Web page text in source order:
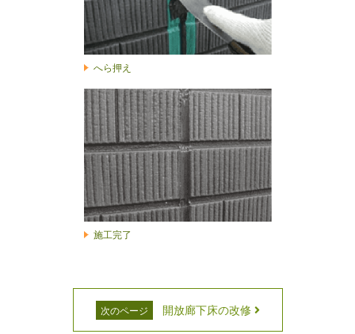
へら押え
施工完了
次のページ 開放廊下床の改修